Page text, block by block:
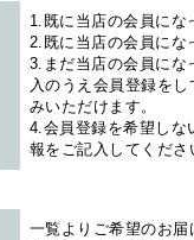
1.既に当店の会員にな
2.既に当店の会員にな
3.まだ当店の会員にな
入のうえ会員登録を
みいただけます。
4.会員登録を希望しな
報をご記入してくださ
一覧よりご希望のお